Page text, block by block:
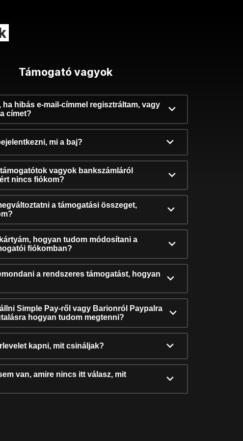
Támogató vagyok
ha hibás e-mail-címmel regisztráltam, vagy
címet?
mi a baj?
vagyok bankszámláról
nincs fiókom?
a támogatási összeget,
hogyan tudom módosítani a
fiókomban?
a rendszeres támogatást, hogyan
Simple Pay-ről vagy Barionról Paypalra
hogyan tudom megtenni?
kapni, mit csináljak?
van, amire nincs itt válasz, mit